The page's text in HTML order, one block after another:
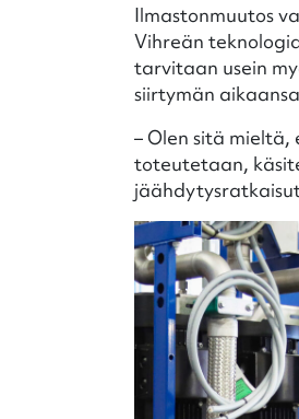
Ilmastonmuutos
Vihreän
tarvitaan usein
siirtymän
– Olen sitä
toteutetaan,